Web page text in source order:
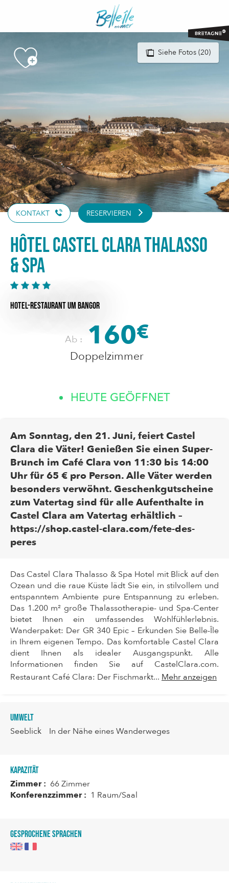
contenu
Siehe Fotos (20)
KONTAKT RESERVIEREN
Hôtel Castel Clara Thalasso
& Spa
HOTEL-RESTAURANTUM BANGOR
Ab : 160€
Doppelzimmer
HEUTE GEÖFFNET
Am Sonntag, den 21. Juni, feiert Castel
Clara die Väter! Genießen Sie einen Super-
Brunch im Café Clara von 11:30 bis 14:00
Uhr für 65 € pro Person. Alle Väter werden
besonders verwöhnt. Geschenkgutscheine
zum Vatertag sind für alle Aufenthalte in
Castel Clara am Vatertag erhältlich –
https://shop.castel-clara.com/fete-des-
peres
Das Castel Clara Thalasso & Spa Hotel mit Blick auf den
Ozean und die raue Küste lädt Sie ein, in stilvollem und
entspanntem Ambiente pure Entspannung zu erleben.
Das 1.200 m² große Thalassotherapie- und Spa-Center
bietet Ihnen ein umfassendes Wohlfühlerlebnis.
Wanderpaket: Der GR 340 Epic – Erkunden Sie Belle-Île
in Ihrem eigenen Tempo. Das komfortable Castel Clara
dient Ihnen als idealer Ausgangspunkt. Alle
Informationen finden Sie auf CastelClara.com.
Restaurant Café Clara: Der Fischmarkt... Mehr anzeigen
Umwelt
Seeblick In der Nähe eines Wanderweges
Kapazität
Zimmer : 66 Zimmer
Konferenzzimmer : 1 Raum/Saal
Gesprochene Sprachen